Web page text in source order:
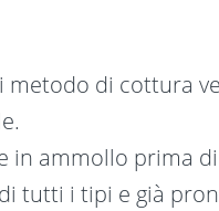
metodo di cottura
in ammollo prima
tutti i tipi e già